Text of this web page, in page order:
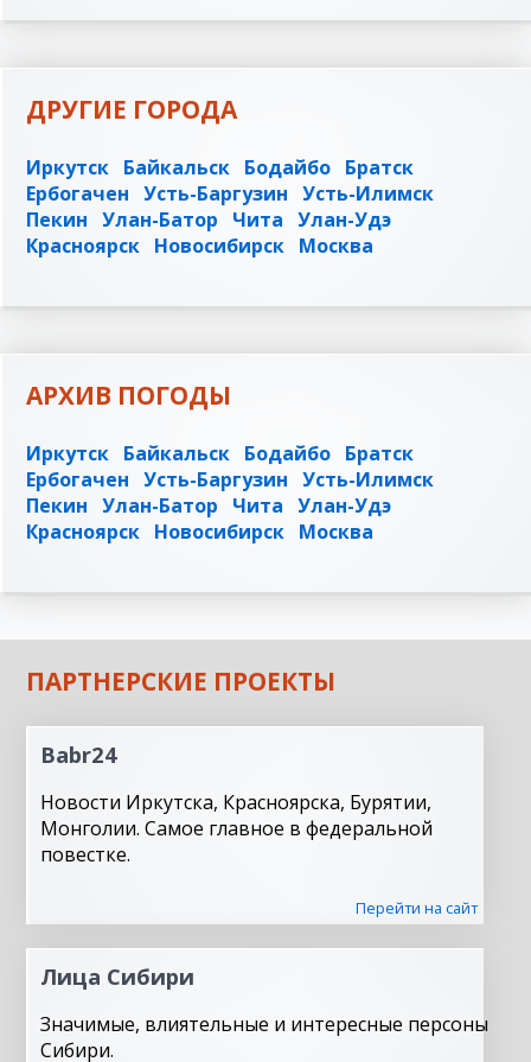
ДРУГИЕ ГОРОДА
Иркутск Байкальск Бодайбо Братск
Ербогачен Усть-Баргузин Усть-Илимск
Пекин Улан-Батор Чита Улан-Удэ
Красноярск Новосибирск Москва
АРХИВ ПОГОДЫ
Иркутск Байкальск Бодайбо Братск
Ербогачен Усть-Баргузин Усть-Илимск
Пекин Улан-Батор Чита Улан-Удэ
Красноярск Новосибирск Москва
ПАРТНЕРСКИЕ ПРОЕКТЫ
Babr24
Новости Иркутска, Красноярска, Бурятии,
Монголии. Самое главное в федеральной
повестке.
Перейти на сайт
Лица Сибири
Значимые, влиятельные и интересные персоны
Сибири.